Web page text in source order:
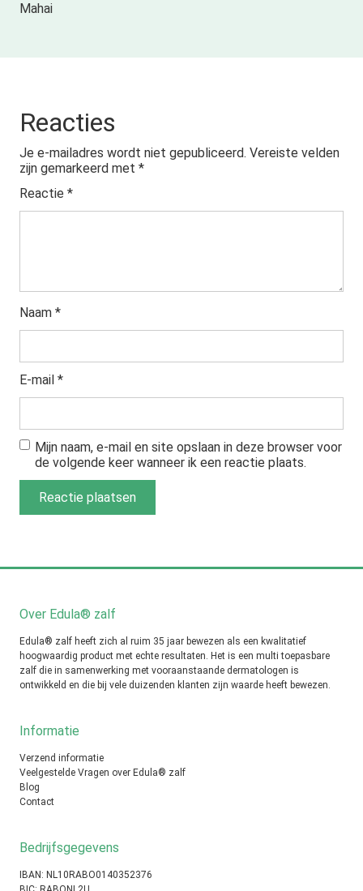
Mahai
Reacties
Je e-mailadres wordt niet gepubliceerd. Vereiste velden
zijn gemarkeerd met *
Reactie *
Naam *
E-mail *
Mijn naam, e-mail en site opslaan in deze browser voor
de volgende keer wanneer ik een reactie plaats.
Over Edula® zalf
Edula® zalf heeft zich al ruim 35 jaar bewezen als een kwalitatief
hoogwaardig product met echte resultaten. Het is een multi toepasbare
zalf die in samenwerking met vooraanstaande dermatologen is
ontwikkeld en die bij vele duizenden klanten zijn waarde heeft bewezen.
Informatie
Verzend informatie
Veelgestelde Vragen over Edula® zalf
Blog
Contact
Bedrijfsgegevens
IBAN: NL10RABO0140352376